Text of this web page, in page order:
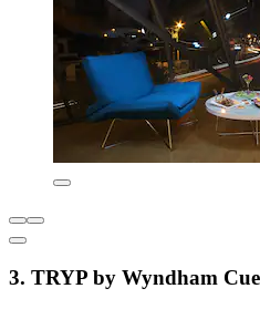
3. TRYP by Wyndham